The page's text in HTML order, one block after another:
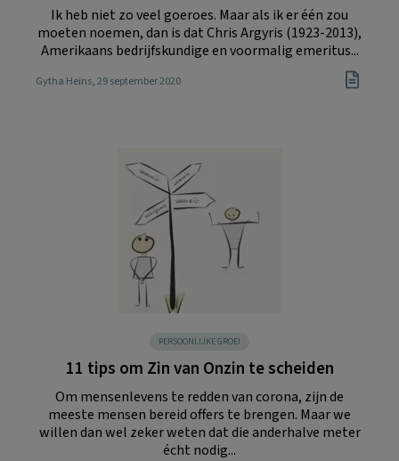
Ik heb niet zo veel goeroes. Maar als ik er één zou
moeten noemen, dan is dat Chris Argyris (1923-2013),
Amerikaans bedrijfskundige en voormalig emeritus...
Gytha Heins, 29 september 2020
PERSOONLIJKE GROEI
11 tips om Zin van Onzin te scheiden
Om mensenlevens te redden van corona, zijn de
meeste mensen bereid offers te brengen. Maar we
willen dan wel zeker weten dat die anderhalve meter
écht nodig...